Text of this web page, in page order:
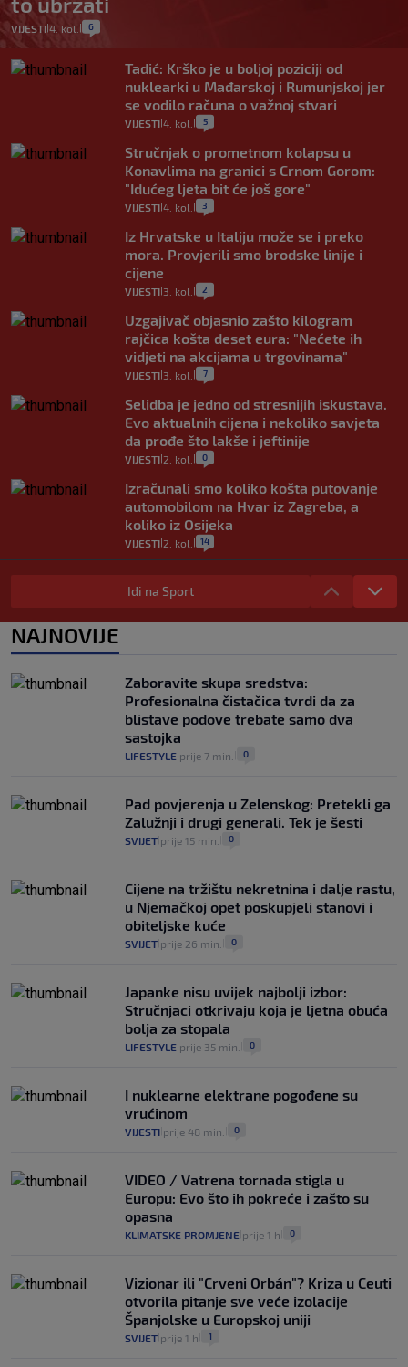
VIJESTI 4. kol. 6
Tadić: Krško je u boljoj poziciji od
nuklearki u Mađarskoj i Rumunjskoj jer
se vodilo računa o važnoj stvari
VIJESTI 4. kol. 5
Stručnjak o prometnom kolapsu u
Konavlima na granici s Crnom Gorom:
"Idućeg ljeta bit će još gore"
VIJESTI 4. kol. 3
Iz Hrvatske u Italiju može se i preko
mora. Provjerili smo brodske linije i
cijene
VIJESTI 3. kol. 2
Uzgajivač objasnio zašto kilogram
rajčica košta deset eura: "Nećete ih
vidjeti na akcijama u trgovinama"
VIJESTI 3. kol. 7
Selidba je jedno od stresnijih iskustava.
Evo aktualnih cijena i nekoliko savjeta
da prođe što lakše i jeftinije
VIJESTI 2. kol. 0
Izračunali smo koliko košta putovanje
automobilom na Hvar iz Zagreba, a
koliko iz Osijeka
VIJESTI 2. kol. 14
"Kći je otišla na more, a zaboravila
zdravstvenu iskaznicu". Kakva su prava
pacijenata izvan mjesta prebivališta?
1
Plenković na 15 dana ukine mjere: "Ne bi
se dogodilo ništa. Vlada se zaljubila u te
intervencije"
30. srp. 25
Idi na Sport
NAJNOVIJE
Zaboravite skupa sredstva:
Profesionalna čistačica tvrdi da za
blistave podove trebate samo dva
sastojka
LIFESTYLE prije 7 min. 0
Pad povjerenja u Zelenskog: Pretekli ga
Zalužnji i drugi generali. Tek je šesti
SVIJET prije 15 min. 0
Cijene na tržištu nekretnina i dalje rastu,
u Njemačkoj opet poskupjeli stanovi i
obiteljske kuće
SVIJET prije 26 min. 0
Japanke nisu uvijek najbolji izbor:
Stručnjaci otkrivaju koja je ljetna obuća
bolja za stopala
LIFESTYLE prije 35 min. 0
I nuklearne elektrane pogođene su
vrućinom
VIJESTI prije 48 min. 0
VIDEO / Vatrena tornada stigla u
Europu: Evo što ih pokreće i zašto su
opasna
KLIMATSKE PROMJENE prije 1 h 0
Vizionar ili "Crveni Orbán"? Kriza u Ceuti
otvorila pitanje sve veće izolacije
Španjolske u Europskoj uniji
SVIJET prije 1 h 1